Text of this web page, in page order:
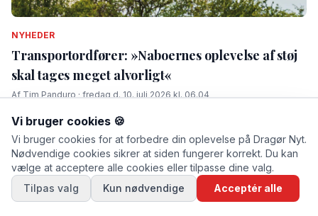
NYHEDER
Transportordfører: »Naboernes oplevelse af støj
skal tages meget alvorligt«
Af Tim Panduro · fredag d. 10. juli 2026 kl. 06.04
Vi bruger cookies 🍪
Vi bruger cookies for at forbedre din oplevelse på Dragør Nyt.
Nødvendige cookies sikrer at siden fungerer korrekt. Du kan
vælge at acceptere alle cookies eller tilpasse dine valg.
Tilpas valg
Kun nødvendige Acceptér alle